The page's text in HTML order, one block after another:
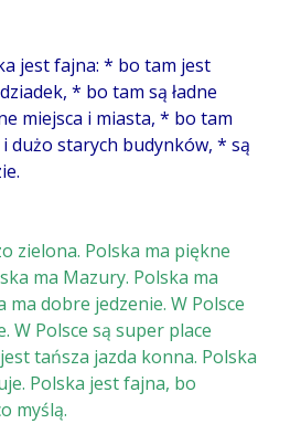
jest fajna: * bo tam jest
* bo tam są ładne
miejsca i miasta, * bo tam
dużo starych budynków, * są
zielona. Polska ma piękne
ma Mazury. Polska ma
ma dobre jedzenie. W Polsce
W Polsce są super place
tańsza jazda konna. Polska
Polska jest fajna, bo
myślą.